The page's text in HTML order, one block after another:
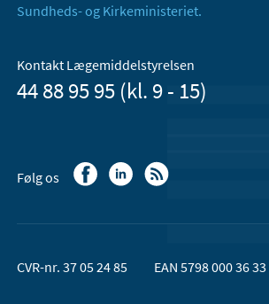
Sundheds- og Kirkeministeriet.
Kontakt Lægemiddelstyrelsen
44 88 95 95 (kl. 9 - 15)
Følg os
CVR-nr. 37 05 24 85 EAN 5798 000 36